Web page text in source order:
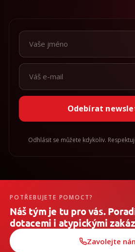
Odebírat
Odhlásit se můžete kdykoliv.
POTŘEBUJETE POMOCT?
Náš tým je tu pro vás.
dotacemi i atypickými
Zavolejte